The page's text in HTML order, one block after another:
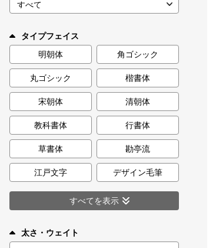
カート 0
マイページ
お気に入り
ご利用ガイド
タイプフェイス
明朝体
角ゴシック
丸ゴシック 楷書体
宋朝体 清朝体
教科書体 行書体
草書体 勘亭流
江戸文字 デザイン毛筆
すべてを表示
太さ・ウェイト